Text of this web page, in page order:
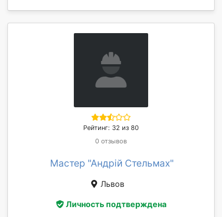
Рейтинг: 32 из 80
0 отзывов
Мастер "Андрій Стельмах"
Львов
Личность подтверждена